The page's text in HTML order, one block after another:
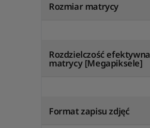
Rozmiar matrycy
Rozdzielczość efektywna
matrycy [Megapiksele]
Format zapisu zdjęć